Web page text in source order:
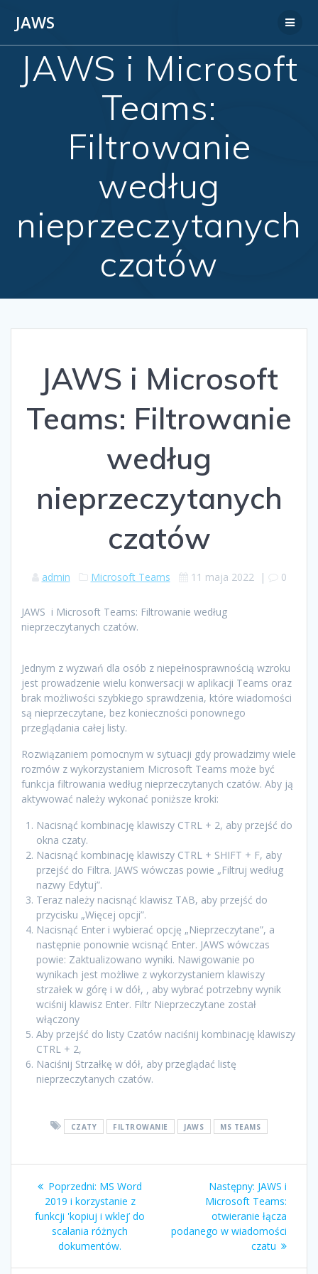
JAWS
JAWS i Microsoft
Teams:
Filtrowanie
według
nieprzeczytanych
czatów
JAWS i Microsoft
Teams: Filtrowanie
według
nieprzeczytanych
czatów
admin Microsoft Teams 11 maja 2022| 0
JAWS i Microsoft Teams: Filtrowanie według
nieprzeczytanych czatów.
Jednym z wyzwań dla osób z niepełnosprawnością wzroku
jest prowadzenie wielu konwersacji w aplikacji Teams oraz
brak możliwości szybkiego sprawdzenia, które wiadomości
są nieprzeczytane, bez konieczności ponownego
przeglądania całej listy.
Rozwiązaniem pomocnym w sytuacji gdy prowadzimy wiele
rozmów z wykorzystaniem Microsoft Teams może być
funkcja filtrowania według nieprzeczytanych czatów. Aby ją
aktywować należy wykonać poniższe kroki:
Nacisnąć kombinację klawiszy CTRL + 2, aby przejść do
okna czaty.
Nacisnąć kombinację klawiszy CTRL + SHIFT + F, aby
przejść do Filtra. JAWS wówczas powie „Filtruj według
nazwy Edytuj”.
Teraz należy nacisnąć klawisz TAB, aby przejść do
przycisku „Więcej opcji”.
Nacisnąć Enter i wybierać opcję „Nieprzeczytane”, a
następnie ponownie wcisnąć Enter. JAWS wówczas
powie: Zaktualizowano wyniki. Nawigowanie po
wynikach jest możliwe z wykorzystaniem klawiszy
strzałek w górę i w dół, , aby wybrać potrzebny wynik
wciśnij klawisz Enter. Filtr Nieprzeczytane został
włączony
Aby przejść do listy Czatów naciśnij kombinację klawiszy
CTRL + 2,
Naciśnij Strzałkę w dół, aby przeglądać listę
nieprzeczytanych czatów.
CZATY FILTROWANIE JAWS MS TEAMS
Poprzedni: MS Word
2019 i korzystanie z
funkcji 'kopiuj i wklej’ do
scalania różnych
dokumentów.
Następny: JAWS i
Microsoft Teams:
otwieranie łącza
podanego w wiadomości
czatu